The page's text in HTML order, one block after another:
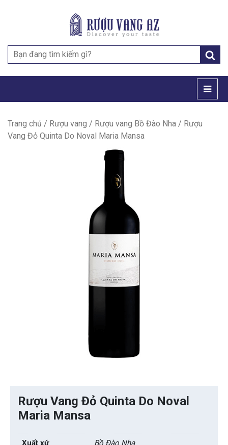
Search
for:
Trang chủ / Rượu vang / Rượu vang Bồ Đào Nha / Rượu
Vang Đỏ Quinta Do Noval Maria Mansa
Rượu Vang Đỏ Quinta Do Noval
Maria Mansa
Xuất xứ Bồ Đào Nha